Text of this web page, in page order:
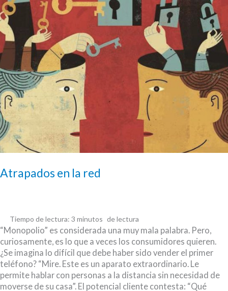
estamos?
Atrapados en la red
Tiempo de lectura: 3 minutos
“Monopolio” es considerada una muy mala palabra. Pero,
curiosamente, es lo que a veces los consumidores quieren.
¿Se imagina lo difícil que debe haber sido vender el primer
teléfono? “Mire. Este es un aparato extraordinario. Le
permite hablar con personas a la distancia sin necesidad de
moverse de su casa”. El potencial cliente contesta: “Qué